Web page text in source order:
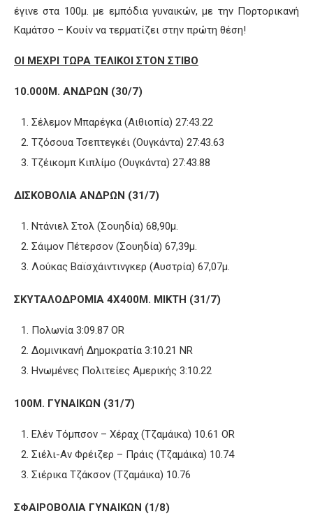
έγινε στα 100μ. με εμπόδια γυναικών, με την Πορτορικανή
Καμάτσο – Κουίν να τερματίζει στην πρώτη θέση!
ΟΙ ΜΕΧΡΙ ΤΩΡΑ ΤΕΛΙΚΟΙ ΣΤΟΝ ΣΤΙΒΟ
10.000Μ. ΑΝΔΡΩΝ (30/7)
Σέλεμον Μπαρέγκα (Αιθιοπία) 27:43.22
Τζόσουα Τσεπτεγκέι (Ουγκάντα) 27:43.63
Τζέικομπ Κιπλίμο (Ουγκάντα) 27:43.88
ΔΙΣΚΟΒΟΛΙΑ ΑΝΔΡΩΝ (31/7)
Ντάνιελ Στολ (Σουηδία) 68,90μ.
Σάιμον Πέτερσον (Σουηδία) 67,39μ.
Λούκας Βαϊσχάιντινγκερ (Αυστρία) 67,07μ.
ΣΚΥΤΑΛΟΔΡΟΜΙΑ 4Χ400Μ. ΜΙΚΤΗ (31/7)
Πολωνία 3:09.87 OR
Δομινικανή Δημοκρατία 3:10.21 NR
Ηνωμένες Πολιτείες Αμερικής 3:10.22
100Μ. ΓΥΝΑΙΚΩΝ (31/7)
Ελέν Τόμπσον – Χέραχ (Τζαμάικα) 10.61 OR
Σιέλι-Αν Φρέιζερ – Πράις (Τζαμάικα) 10.74
Σιέρικα Τζάκσον (Τζαμάικα) 10.76
ΣΦΑΙΡΟΒΟΛΙΑ ΓΥΝΑΙΚΩΝ (1/8)